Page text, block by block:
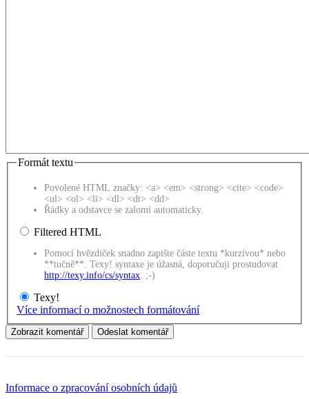
Formát textu
Povolené HTML značky: <a> <em> <strong> <cite> <code>
<ul> <ol> <li> <dl> <dt> <dd>
Řádky a odstavce se zalomí automaticky.
Filtered HTML
Pomocí hvězdiček snadno zapište částe textu *kurzívou* nebo
**tučně**. Texy! syntaxe je úžasná, doporučuji prostudovat
http://texy.info/cs/syntax . ;-)
Texy!
Více informací o možnostech formátování
Informace o zpracování osobních údajů